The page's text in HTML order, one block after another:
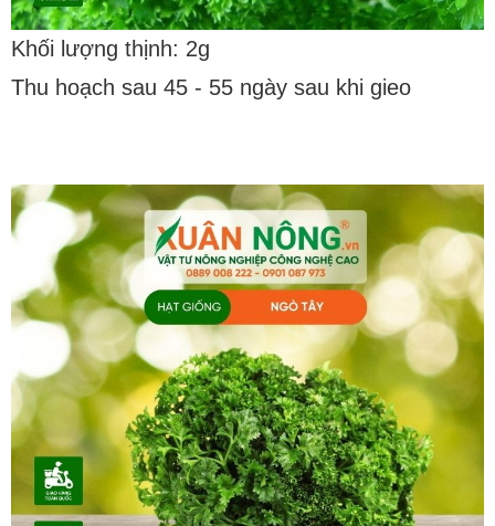
Khối lượng thịnh: 2g
Thu hoạch sau 45 - 55 ngày sau khi gieo